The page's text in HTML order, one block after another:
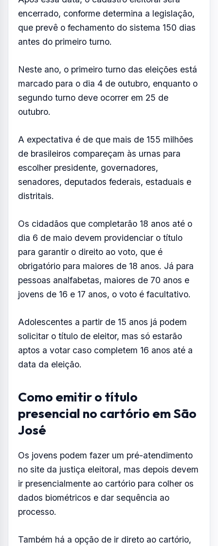
escolher presidente, governadores,
senadores, deputados federais, estaduais e
distritais.
Os cidadãos que completarão 18 anos até o
dia 6 de maio devem providenciar o título
para garantir o direito ao voto, que é
obrigatório para maiores de 18 anos. Já para
jovens de 16 e 17 anos, o voto é facultativo.
Adolescentes a partir de 15 anos já podem
solicitar o título de eleitor, mas só estarão
aptos a votar caso completem 16 anos até a
Como emitir o título
presencial no cartório em São
José
Os jovens podem fazer um pré-atendimento
ir presencialmente ao cartório para colher os
dados biométricos e dar sequência ao
processo.
sem horário marcado, fazer todas as etapas
do procedimento. Mas o ideal é agendar para
ter um atendimento com mais qualidade.
Como emitir o título pela
internet
Para fazer o alistamento eleitoral pela
primeira vez, é preciso acessar o portal do
depois, em “Autoatendimento Eleitoral”.